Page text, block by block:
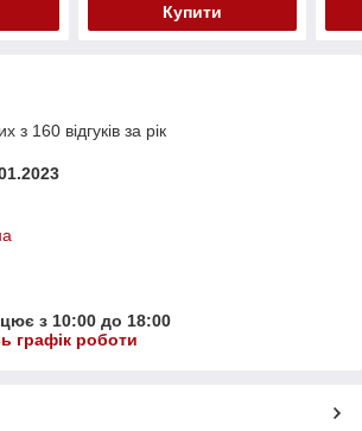
Купити
з 160 відгуків за рік
з 10:00 до 18:00
графік роботи